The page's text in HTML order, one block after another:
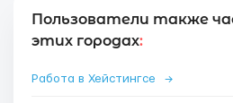
Пользователи также
этих городах:
Работа в Хейстингсе →